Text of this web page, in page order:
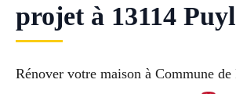
projet à 13114
Rénover votre maison à Commune